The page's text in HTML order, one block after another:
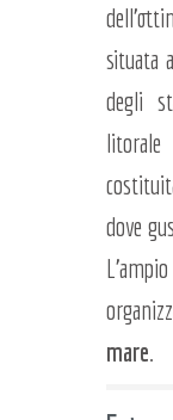
situata
degli
dove
mare